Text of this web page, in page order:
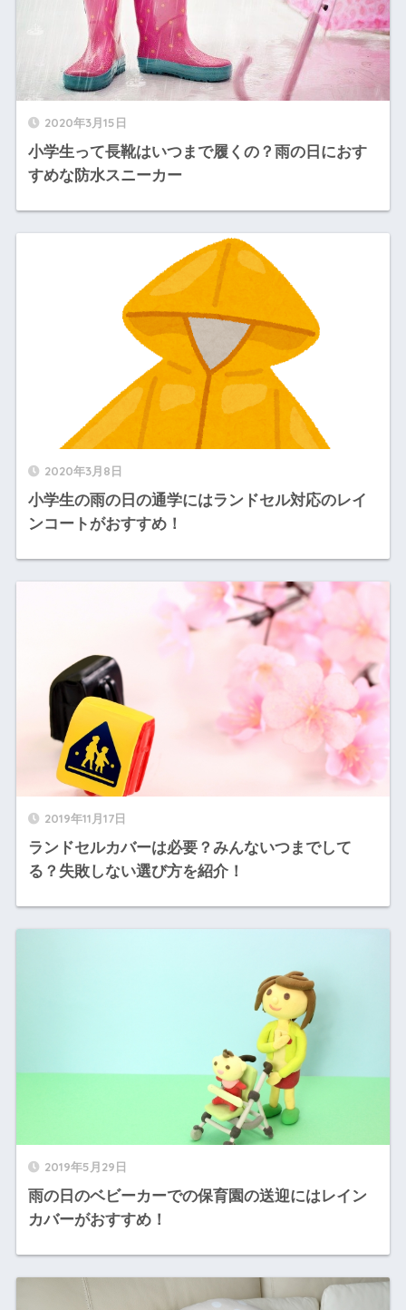
2020年3月15日
小学生って長靴はいつまで履くの？雨の日におす
すめな防水スニーカー
2020年3月8日
小学生の雨の日の通学にはランドセル対応のレイ
ンコートがおすすめ！
2019年11月17日
ランドセルカバーは必要？みんないつまでして
る？失敗しない選び方を紹介！
2019年5月29日
雨の日のベビーカーでの保育園の送迎にはレイン
カバーがおすすめ！